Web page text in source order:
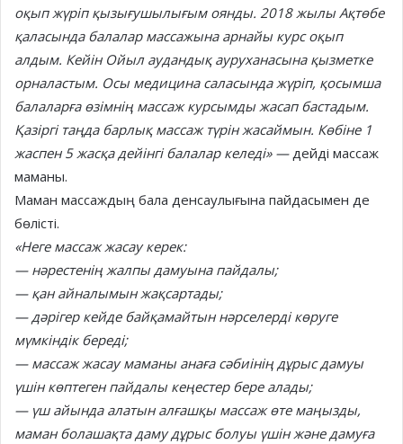
оқып жүріп қызығушылығым оянды. 2018 жылы Ақтөбе
қаласында балалар массажына арнайы курс оқып
алдым. Кейін Ойыл аудандық ауруханасына қызметке
орналастым. Осы медицина саласында жүріп, қосымша
балаларға өзімнің массаж курсымды жасап бастадым.
Қазіргі таңда барлық массаж түрін жасаймын. Көбіне 1
жаспен 5 жасқа дейінгі балалар келеді» —дейді массаж
маманы.
Маман массаждың бала денсаулығына пайдасымен де
бөлісті.
«Неге массаж жасау керек:
— нәрестенің жалпы дамуына пайдалы;
— қан айналымын жақсартады;
— дәрігер кейде байқамайтын нәрселерді көруге
мүмкіндік береді;
— массаж жасау маманы анаға сәбиінің дұрыс дамуы
үшін көптеген пайдалы кеңестер бере алады;
— үш айында алатын алғашқы массаж өте маңызды,
маман болашақта даму дұрыс болуы үшін және дамуға